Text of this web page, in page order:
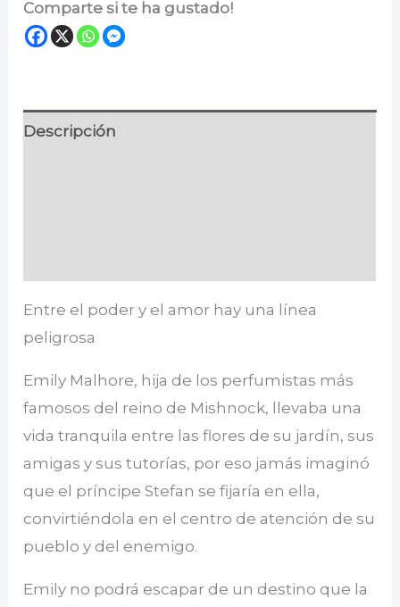
Comparte si te ha gustado!
Descripción
Entre el poder y el amor hay una línea
peligrosa
Emily Malhore, hija de los perfumistas más
famosos del reino de Mishnock, llevaba una
vida tranquila entre las flores de su jardín, sus
amigas y sus tutorías, por eso jamás imaginó
que el príncipe Stefan se fijaría en ella,
convirtiéndola en el centro de atención de su
pueblo y del enemigo.
Emily no podrá escapar de un destino que la